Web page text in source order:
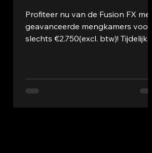
Profiteer nu van de Fusion FX met
geavanceerde mengkamers voor
slechts €2.750(excl. btw)! Tijdelijk in